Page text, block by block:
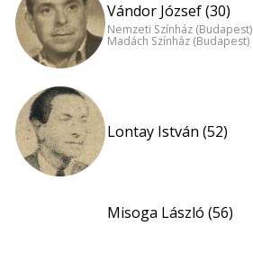
Vándor József (30)
Nemzeti Színház (Budapest)
Madách Színház (Budapest)
Lontay István (52)
Misoga László (56)